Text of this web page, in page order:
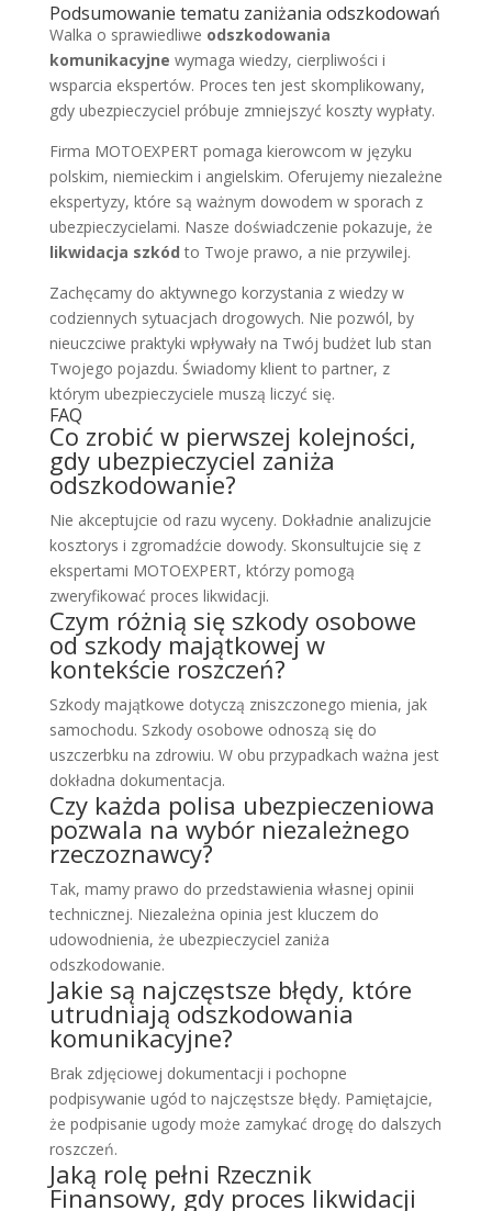
Podsumowanie tematu zaniżania odszkodowań
Walka o sprawiedliwe odszkodowania
komunikacyjne wymaga wiedzy, cierpliwości i
wsparcia ekspertów. Proces ten jest skomplikowany,
gdy ubezpieczyciel próbuje zmniejszyć koszty wypłaty.
Firma MOTOEXPERT pomaga kierowcom w języku
polskim, niemieckim i angielskim. Oferujemy niezależne
ekspertyzy, które są ważnym dowodem w sporach z
ubezpieczycielami. Nasze doświadczenie pokazuje, że
likwidacja szkód to Twoje prawo, a nie przywilej.
Zachęcamy do aktywnego korzystania z wiedzy w
codziennych sytuacjach drogowych. Nie pozwól, by
nieuczciwe praktyki wpływały na Twój budżet lub stan
Twojego pojazdu. Świadomy klient to partner, z
którym ubezpieczyciele muszą liczyć się.
FAQ
Co zrobić w pierwszej kolejności,
gdy ubezpieczyciel zaniża
odszkodowanie?
Nie akceptujcie od razu wyceny. Dokładnie analizujcie
kosztorys i zgromadźcie dowody. Skonsultujcie się z
ekspertami MOTOEXPERT, którzy pomogą
zweryfikować proces likwidacji.
Czym różnią się szkody osobowe
od szkody majątkowej w
kontekście roszczeń?
Szkody majątkowe dotyczą zniszczonego mienia, jak
samochodu. Szkody osobowe odnoszą się do
uszczerbku na zdrowiu. W obu przypadkach ważna jest
dokładna dokumentacja.
Czy każda polisa ubezpieczeniowa
pozwala na wybór niezależnego
rzeczoznawcy?
Tak, mamy prawo do przedstawienia własnej opinii
technicznej. Niezależna opinia jest kluczem do
udowodnienia, że ubezpieczyciel zaniża
odszkodowanie.
Jakie są najczęstsze błędy, które
utrudniają odszkodowania
komunikacyjne?
Brak zdjęciowej dokumentacji i pochopne
podpisywanie ugód to najczęstsze błędy. Pamiętajcie,
że podpisanie ugody może zamykać drogę do dalszych
roszczeń.
Jaką rolę pełni Rzecznik
Finansowy, gdy proces likwidacji